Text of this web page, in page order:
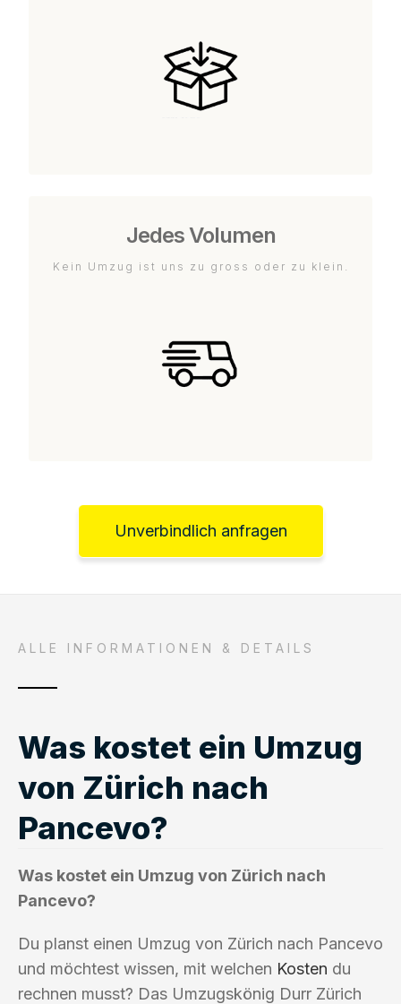
Jedes Volumen
Kein Umzug ist uns zu gross oder zu klein.
Unverbindlich anfragen
ALLE INFORMATIONEN & DETAILS
Was kostet ein Umzug
von Zürich nach
Pancevo?
Was kostet ein Umzug von Zürich nach
Pancevo?
Du planst einen Umzug von Zürich nach Pancevo
und möchtest wissen, mit welchen Kosten du
rechnen musst? Das Umzugskönig Durr Zürich